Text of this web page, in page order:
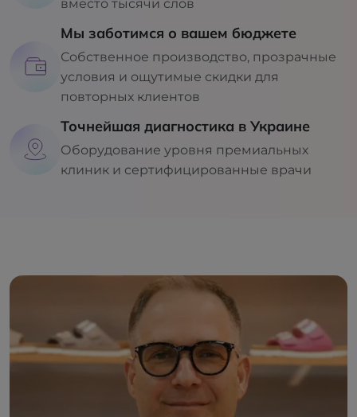
вместо тысячи слов
Мы заботимся о вашем бюджете
Собственное производство, прозрачные
условия и ощутимые скидки для
повторных клиентов
Точнейшая диагностика в Украине
Оборудование уровня премиальных
клиник и сертифицированные врачи